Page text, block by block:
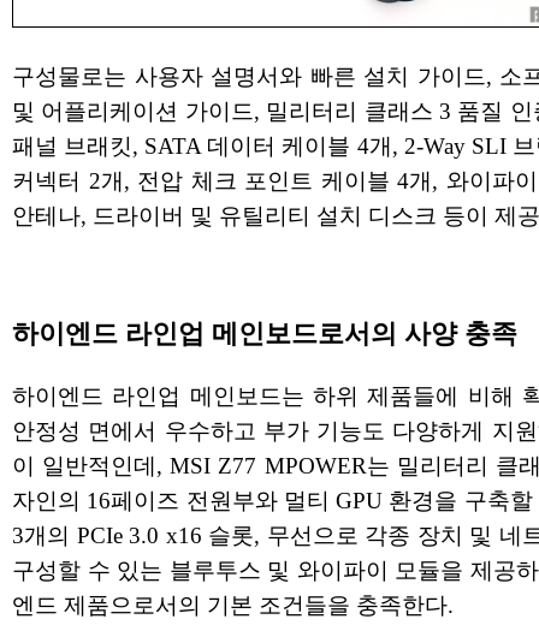
구성물로는 사용자 설명서와 빠른 설치 가이드, 소
및 어플리케이션 가이드, 밀리터리 클래스 3 품질 인
패널 브래킷, SATA 데이터 케이블 4개, 2-Way SLI
커넥터 2개, 전압 체크 포인트 케이블 4개, 와이파
안테나, 드라이버 및 유틸리티 설치 디스크 등이 제
하이엔드 라인업 메인보드로서의 사양 충족
하이엔드 라인업 메인보드는 하위 제품들에 비해
안정성 면에서 우수하고 부가 기능도 다양하게 지
이 일반적인데, MSI Z77 MPOWER는 밀리터리 클
자인의 16페이즈 전원부와 멀티 GPU 환경을 구축할
3개의 PCIe 3.0 x16 슬롯, 무선으로 각종 장치 및 네
구성할 수 있는 블루투스 및 와이파이 모듈을 제공
엔드 제품으로서의 기본 조건들을 충족한다.